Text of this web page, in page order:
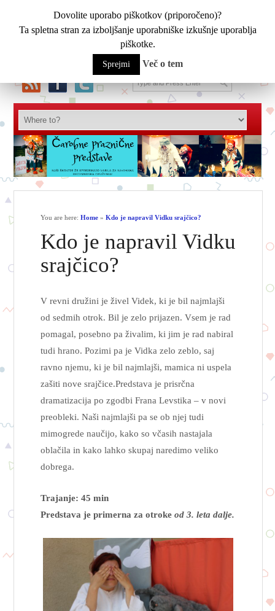
You are here: Home» Kdo je napravil Vidku srajčico?
Kdo je napravil Vidku
srajčico?
V revni družini je živel Videk, ki je bil najmlajši
od sedmih otrok. Bil je zelo prijazen. Vsem je rad
pomagal, posebno pa živalim, ki jim je rad nabiral
tudi hrano. Pozimi pa je Vidka zelo zeblo, saj
ravno njemu, ki je bil najmlajši, mamica ni uspela
zašiti nove srajčice.Predstava je prisrčna
dramatizacija po zgodbi Frana Levstika – v novi
preobleki. Naši najmlajši pa se ob njej tudi
mimogrede naučijo, kako so včasih nastajala
oblačila in kako lahko skupaj naredimo veliko
dobrega.
Trajanje: 45 min
Predstava je primerna za otroke od 3. leta dalje.
Dovolite uporabo piškotkov (priporočeno)?
Ta spletna stran za izboljšanje uporabniške izkušnje uporablja
piškotke.
Sprejmi Več o tem